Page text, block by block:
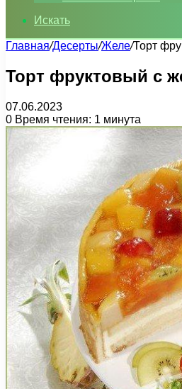
Искать
Главная/Десерты/Желе/Торт
Торт фруктовый с
07.06.2023
0 Время чтения: 1 минута